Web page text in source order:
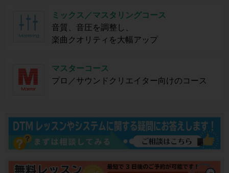
ミックス／マスタリングコース
音質、音圧を調整し、
楽曲クオリティを大幅アップ
マスターコース
プロ／サウンドクリエイター向けのコース